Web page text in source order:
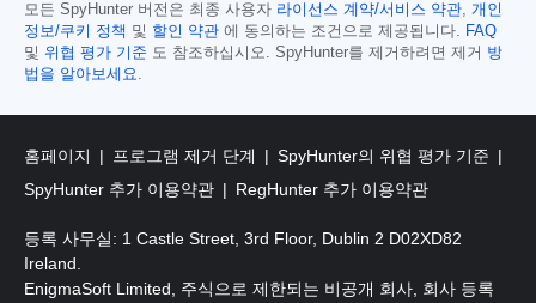
모든 SpyHunter 버전은 최종 사용자 라이선스 계약/서비스 약관, 개인
정보/쿠키 정책 및 할인 약관 에 동의하는 조건으로 제공됩니다. FAQ
및 위협 평가 기준 도 참조하십시오. SpyHunter를 제거하려면 제거 방
법을 알아보세요.
홈페이지 프로그램 제거 단계
SpyHunter의 위협 평가 기준
SpyHunter 추가 이용약관
RegHunter 추가 이용약관
등록 사무실: 1 Castle Street, 3rd Floor, Dublin 2 D02XD82
Ireland.
EnigmaSoft Limited, 주식으로 제한되는 비공개 회사, 회사 등록